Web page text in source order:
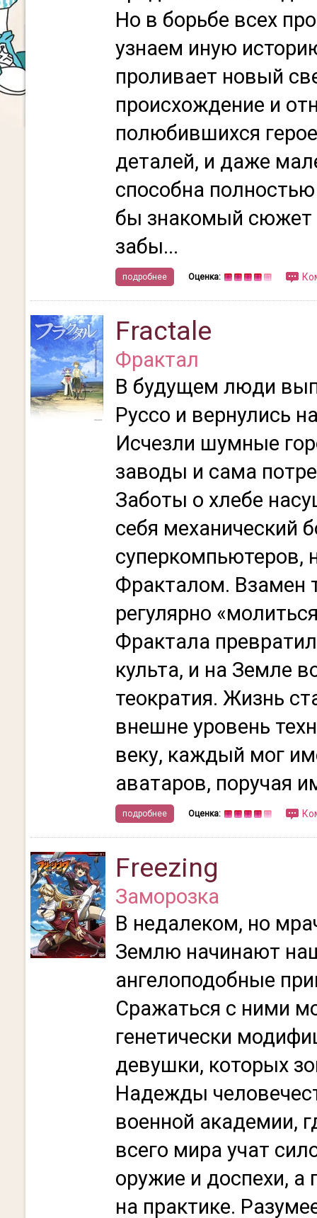
Но в борьбе всех
узнаем иную
проливает новый
происхождение и
полюбившихся
деталей, и даже
способна
бы знакомый сюжет
забы...
подробнее Оценка:
Fractale
Фрактал
В будущем люди
Руссо и вернулись
Исчезли шумные
заводы и сама
Заботы о хлебе
себя механический
суперкомпьютеров,
Фракталом. Взамен
регулярно
Фрактала
культа, и на Земле
теократия. Жизнь
внешне уровень
веку, каждый мог
аватаров, поручая
подробнее Оценка:
Freezing
Заморозка
В недалеком, но
Землю начинают
ангелоподобные
Сражаться с ними
генетически
девушки, которых
Надежды
военной академии,
всего мира учат
оружие и доспехи, а
на практике.